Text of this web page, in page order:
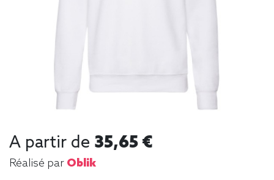
A partir de 35,65 €
Réalisé par Oblik